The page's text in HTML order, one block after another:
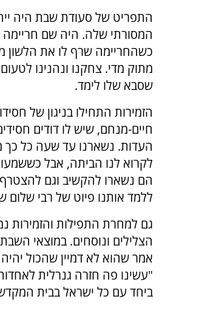
התפריט של סעודת שבת היה
המסורתי שלה. היה שם חריימה
כשהחריימה שרף לו את הלשון
מתוק מדי. צחקנו ונהנינו
שסבא שלו לימד.
הזמירות התחילו בניגון של
חיים-מנחם, שיש לו דודים
העדות. נשארנו עד שעה כל כך
לקרוא לנו הביתה, אבל כששמעו
הם נשארו להקשיב וגם
ללמד אותנו פיוט של רבי שלום
גם למחרת התפילות והזמירות
הצלילים ונוסחים. במוצאי השבת
אמר שהוא לא דמיין שהכול
"עשינו פה חזרה גנרלית
ביחד עם כל ישראל בבית